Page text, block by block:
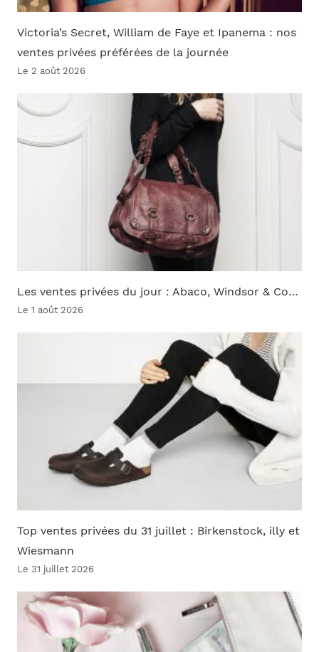
Victoria’s Secret, William de Faye et Ipanema : nos
ventes privées préférées de la journée
Le 2 août 2026
Les ventes privées du jour : Abaco, Windsor & Co…
Le 1 août 2026
Top ventes privées du 31 juillet : Birkenstock, illy et
Wiesmann
Le 31 juillet 2026